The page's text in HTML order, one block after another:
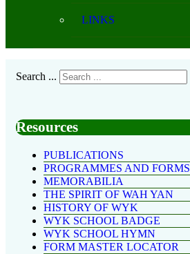
LINKS
Search ...
Resources
PUBLICATIONS
PROGRAMMES AND FORMS
MEMORABILIA
THE SPIRIT OF WAH YAN
HISTORY OF WYK
WYK SCHOOL BADGE
WYK SCHOOL HYMN
FORM MASTER LOCATOR